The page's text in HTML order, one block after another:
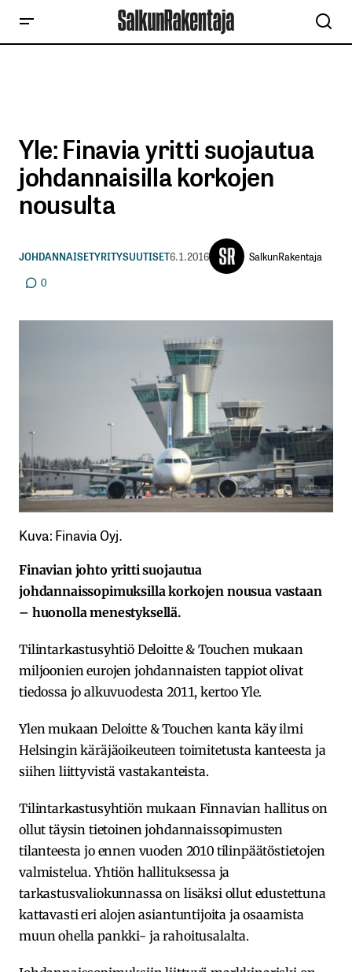
Yle: Finavia yritti suojautua
johdannaisilla korkojen
nousulta
JOHDANNAISETYRITYSUUTISET6.1.2016
SalkunRakentaja
0
Kuva: Finavia Oyj.
Finavian johto yritti suojautua
johdannaissopimuksilla korkojen nousua vastaan
– huonolla menestyksellä.
Tilintarkastusyhtiö Deloitte & Touchen mukaan
miljoonien eurojen johdannaisten tappiot olivat
tiedossa jo alkuvuodesta 2011, kertoo Yle.
Ylen mukaan Deloitte & Touchen kanta käy ilmi
Helsingin käräjäoikeuteen toimitetusta kanteesta ja
siihen liittyvistä vastakanteista.
Tilintarkastusyhtiön mukaan Finnavian hallitus on
ollut täysin tietoinen johdannaissopimusten
tilanteesta jo ennen vuoden 2010 tilinpäätöstietojen
valmistelua. Yhtiön hallituksessa ja
tarkastusvaliokunnassa on lisäksi ollut edustettuna
kattavasti eri alojen asiantuntijoita ja osaamista
muun ohella pankki- ja rahoitusalalta.